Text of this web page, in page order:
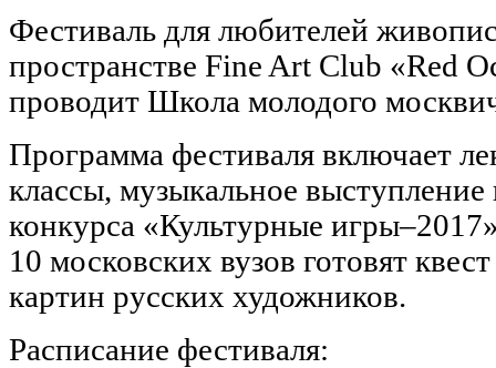
Фестиваль для любителей
пространстве Fine Art Club «Red
проводит Школа молодого
Программа фестиваля включает
классы, музыкальное
конкурса «Культурные
10 московских вузов готовят
картин русских художников.
Расписание фестиваля: